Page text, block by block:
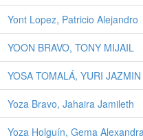
Yont Lopez, Patricio Alejandro
YOON BRAVO, TONY MIJAIL
YOSA TOMALÁ, YURI JAZMIN
Yoza Bravo, Jahaira Jamileth
Yoza Holguín, Gema